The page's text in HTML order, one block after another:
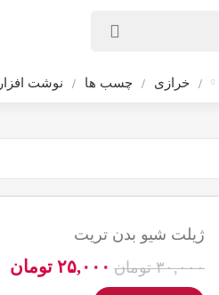
خرازی چسب ها نوشت افزار
ژیلت شیو بدن تریت
۳۰,۰۰۰ تومان ۲۵,۰۰۰ تومان